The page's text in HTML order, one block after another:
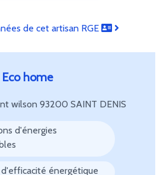
de cet artisan RGE
Eco home
wilson 93200 SAINT DENIS
d'énergies
d'efficacité énergétique